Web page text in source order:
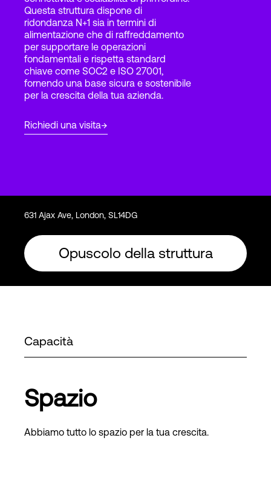
Accesso
Questa struttura dispone di
ridondanza N+1 sia in termini di
alimentazione che di raffreddamento
per supportare le operazioni
fondamentali e rispetta standard
chiave come SOC2 e ISO 27001,
fornendo una base sicura e sostenibile
per la crescita della tua azienda.
Richiedi una visita
631 Ajax Ave, London, SL14DG
Opuscolo della struttura
Capacità
Spazio
Abbiamo tutto lo spazio per la tua crescita.